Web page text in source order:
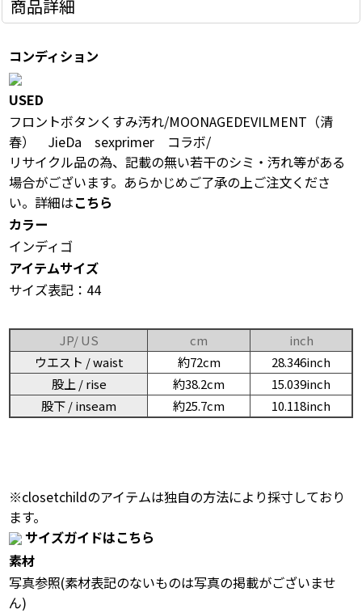
商品詳細
コンディション
USED
フロントボタンくすみ汚れ/MOONAGEDEVILMENT（清
春） JieDa sexprimer コラボ/
リサイクル品の為、記載の無い若干のシミ・汚れ等がある
場合がございます。あらかじめご了承の上ご注文くださ
い。詳細はこちら
カラー
インディゴ
アイテムサイズ
サイズ表記：44
JP/ US cm
inch
ウエスト / waist
約72cm
28.346inch
股上 / rise
約38.2cm
15.039inch
股下 / inseam
約25.7cm 10.118inch
※closetchildのアイテムは独自の方法により採寸しており
ます。
サイズガイドはこちら
素材
写真参照(素材表記のないものは写真の掲載がございませ
ん)